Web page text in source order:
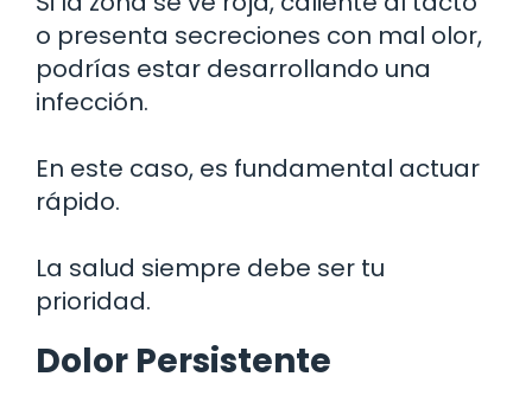
o presenta secreciones con mal olor,
podrías estar desarrollando una
infección.
En este caso, es fundamental actuar
rápido.
La salud siempre debe ser tu
prioridad.
Dolor Persistente